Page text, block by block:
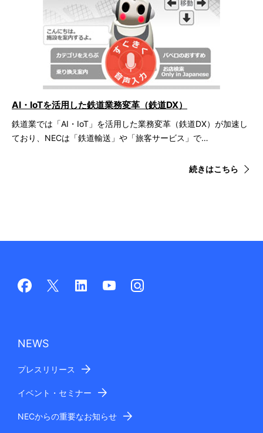
鉄道業では「AI・IoT」を活用した業務変革（鉄道DX）が加速し
ており、NECは「鉄道輸送」や「旅客サービス」で…
続きはこちら
AI・IoTを活用した鉄道業務変革（鉄道DX）
NEWS
プレスリリース
イベント・セミナー
NECからの重要なお知らせ